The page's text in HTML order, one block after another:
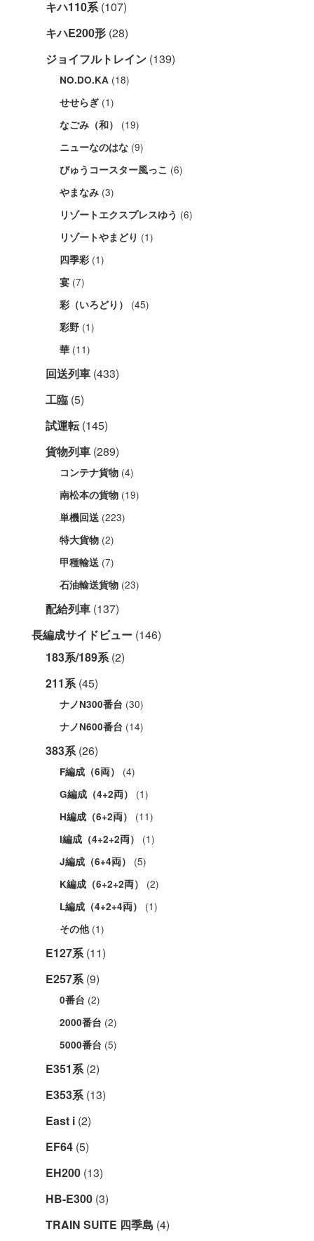
キハ110系(107)
キハE200形 (28)
ジョイフルトレイン (139)
NO.DO.KA (18)
せせらぎ (1)
なごみ（和） (19)
ニューなのはな (9)
びゅうコースター風っこ (6)
やまなみ (3)
リゾートエクスプレスゆう (6)
リゾートやまどり (1)
四季彩 (1)
宴 (7)
彩（いろどり） (45)
彩野 (1)
華 (11)
回送列車 (433)
工臨 (5)
試運転(145)
貨物列車 (289)
コンテナ貨物 (4)
南松本の貨物 (19)
単機回送 (223)
特大貨物 (2)
甲種輸送 (7)
石油輸送貨物 (23)
配給列車 (137)
長編成サイドビュー (146)
183系/189系(2)
211系(45)
ナノN300番台 (30)
ナノN600番台 (14)
383系(26)
F編成（6両） (4)
G編成（4+2両） (1)
H編成（6+2両） (11)
I編成（4+2+2両） (1)
J編成（6+4両） (5)
K編成（6+2+2両） (2)
L編成（4+2+4両） (1)
その他(1)
E127系(11)
E257系(9)
0番台 (2)
2000番台 (2)
5000番台 (5)
E351系(2)
E353系(13)
East i (2)
EF64 (5)
EH200 (13)
HB-E300 (3)
TRAIN SUITE 四季島 (4)